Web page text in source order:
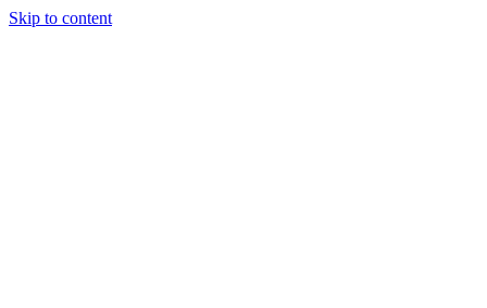
Skip to content